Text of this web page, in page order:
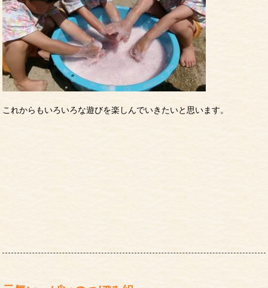
これからもいろいろな遊びを楽しんでいきたいと思います。